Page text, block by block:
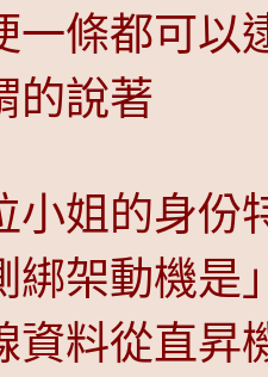
一條都可以
的說著
小姐的身
綁架動機是
資料從直昇